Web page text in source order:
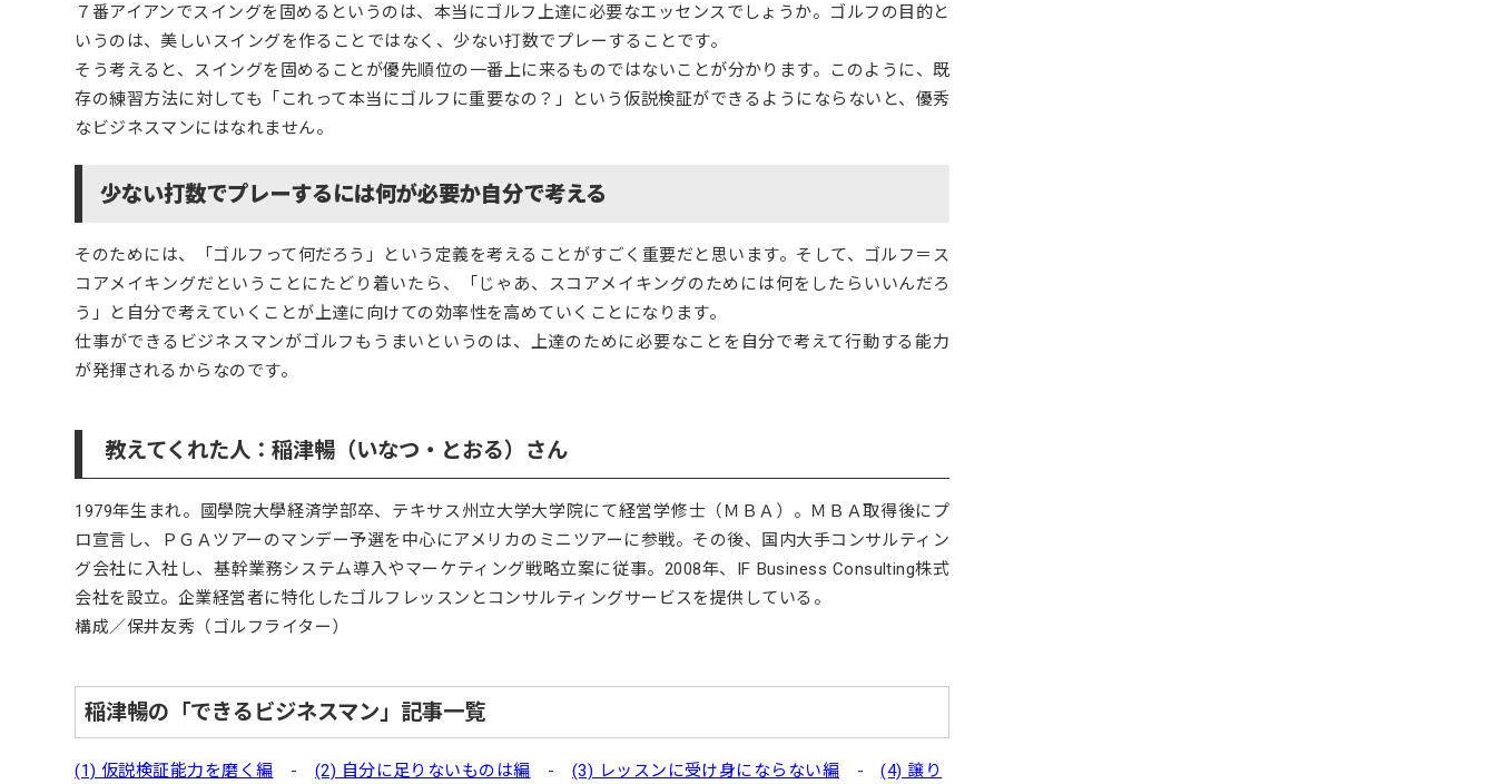
７番アイアンでスイングを固めるというのは、本当にゴルフ上達に必要なエッセンスでしょうか。ゴルフの目的と
いうのは、美しいスイングを作ることではなく、少ない打数でプレーすることです。
そう考えると、スイングを固めることが優先順位の一番上に来るものではないことが分かります。このように、既
存の練習方法に対しても「これって本当にゴルフに重要なの？」という仮説検証ができるようにならないと、優秀
なビジネスマンにはなれません。
少ない打数でプレーするには何が必要か自分で考える
そのためには、「ゴルフって何だろう」という定義を考えることがすごく重要だと思います。そして、ゴルフ＝ス
コアメイキングだということにたどり着いたら、「じゃあ、スコアメイキングのためには何をしたらいいんだろ
う」と自分で考えていくことが上達に向けての効率性を高めていくことになります。
仕事ができるビジネスマンがゴルフもうまいというのは、上達のために必要なことを自分で考えて行動する能力
が発揮されるからなのです。
教えてくれた人：稲津暢（いなつ・とおる）さん
1979年生まれ。國學院大學経済学部卒、テキサス州立大学大学院にて経営学修士（ＭＢＡ）。ＭＢＡ取得後にプ
ロ宣言し、ＰＧＡツアーのマンデー予選を中心にアメリカのミニツアーに参戦。その後、国内大手コンサルティン
グ会社に入社し、基幹業務システム導入やマーケティング戦略立案に従事。2008年、IF Business Consulting株式
会社を設立。企業経営者に特化したゴルフレッスンとコンサルティングサービスを提供している。
構成／保井友秀（ゴルフライター）
稲津暢の「できるビジネスマン」記事一覧
(1) 仮説検証能力を磨く編 - (2) 自分に足りないものは編 - (3) レッスンに受け身にならない編 -(4) 譲り